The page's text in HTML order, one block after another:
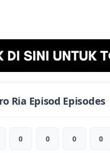
Ria Episod Episodes
0 0 0 0